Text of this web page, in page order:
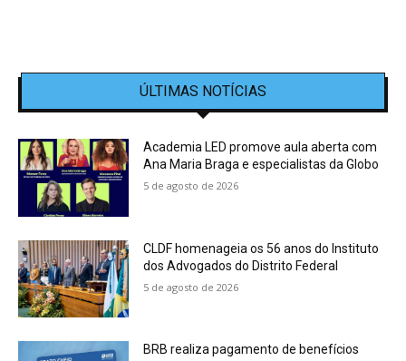
ÚLTIMAS NOTÍCIAS
Academia LED promove aula aberta com
Ana Maria Braga e especialistas da Globo
5 de agosto de 2026
CLDF homenageia os 56 anos do Instituto
dos Advogados do Distrito Federal
5 de agosto de 2026
BRB realiza pagamento de benefícios